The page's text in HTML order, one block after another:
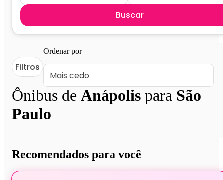
Buscar
Ônibus de Anápolis para São
Paulo
Filtros
Ordenar por
Recomendados para você